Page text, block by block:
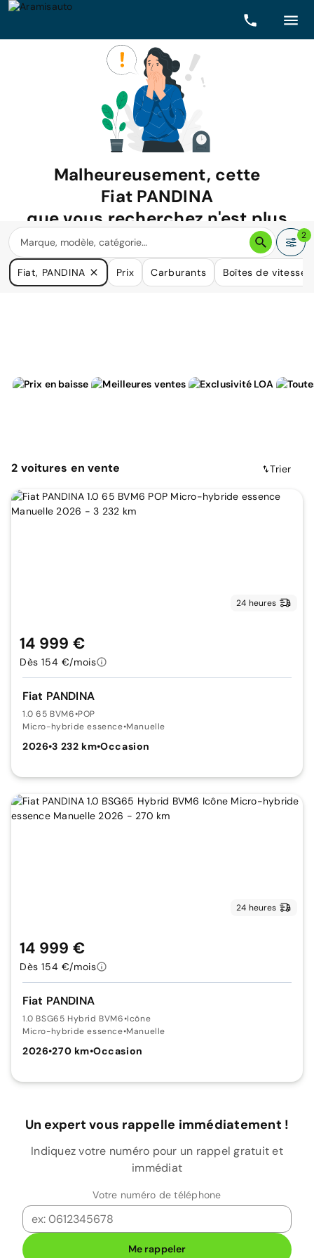
Malheureusement, cette
Fiat PANDINA
que vous recherchez n'est plus
disponible.
Nous avons de nombreuses voitures qui pourraient répondre
à vos besoins.
2
Fiat, PANDINA Prix Carburants Boîtes de vitesse
2 voitures en vente Trier
24 heures
Fiat PANDINA
1.0 65 BVM6•POP
Micro-hybride essence•Manuelle
2026•3 232 km•Occasion
14 999 €
Dès 154 €/mois
24 heures
Fiat PANDINA
1.0 BSG65 Hybrid BVM6•Icône
Micro-hybride essence•Manuelle
2026•270 km•Occasion
14 999 €
Dès 154 €/mois
Un expert vous rappelle immédiatement !
Indiquez votre numéro pour un rappel gratuit et
immédiat
Votre numéro de téléphone
Me rappeler